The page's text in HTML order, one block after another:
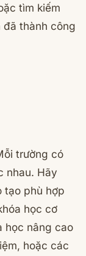
tìm kiếm
thành công
trường có
nhau. Hãy
tạo phù hợp
học cơ
học nâng cao
hoặc các